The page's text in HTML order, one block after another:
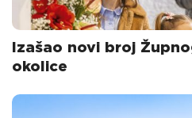
Izašao novi broj
okolice